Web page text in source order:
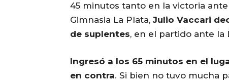
45 minutos tanto en la victoria
Gimnasia La Plata, Julio Vaccari
de suplentes, en el partido ante la
Ingresó a los 65 minutos en el
en contra. Si bien no tuvo mucha